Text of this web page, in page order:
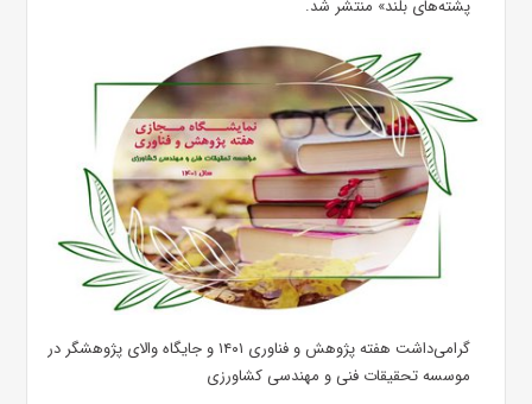
پشته‌های بلند» منتشر شد.
گرامی‌داشت هفته پژوهش و فناوری ۱۴۰۱ و جایگاه والای پژوهشگر در
موسسه تحقیقات فنی و مهندسی کشاورزی